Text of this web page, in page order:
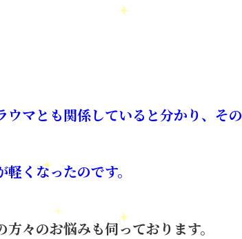
マとも関係していると分かり、その
軽くなったのです。
方々のお悩みも伺っております。